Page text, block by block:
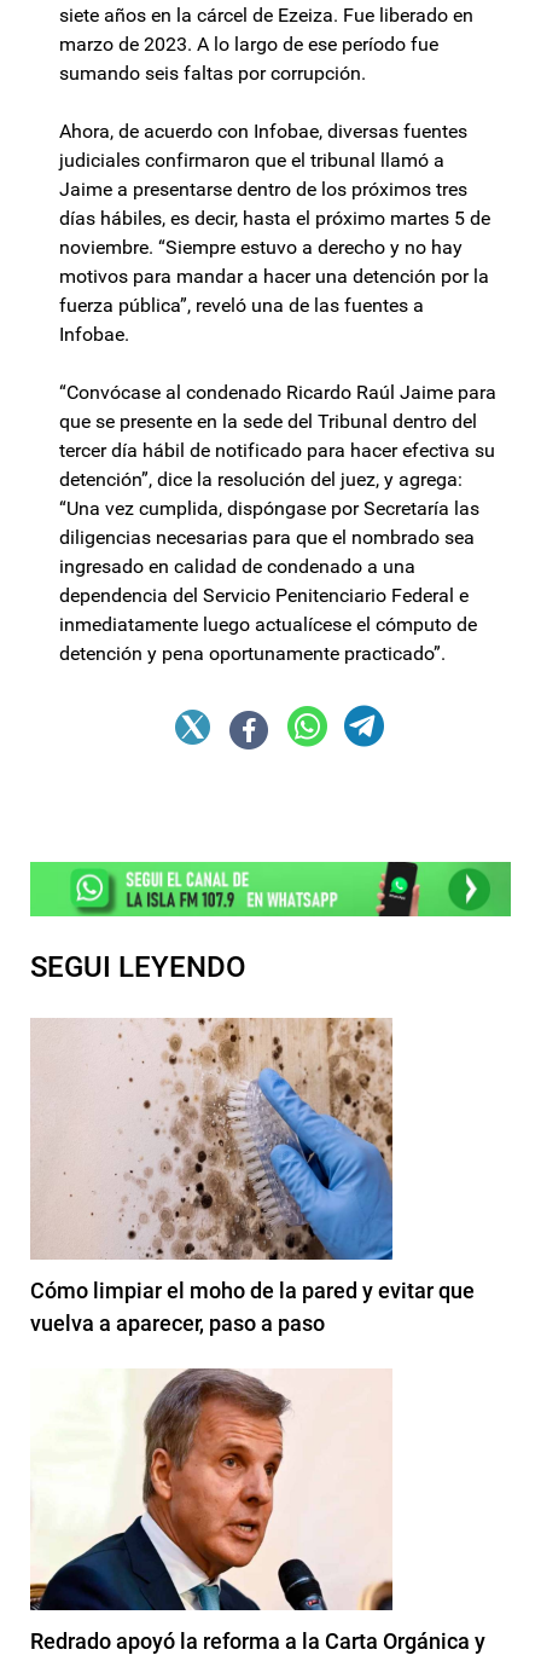
siete años en la cárcel de Ezeiza. Fue liberado en
marzo de 2023. A lo largo de ese período fue
sumando seis faltas por corrupción.
Ahora, de acuerdo con Infobae, diversas fuentes
judiciales confirmaron que el tribunal llamó a
Jaime a presentarse dentro de los próximos tres
días hábiles, es decir, hasta el próximo martes 5 de
noviembre. “Siempre estuvo a derecho y no hay
motivos para mandar a hacer una detención por la
fuerza pública”, reveló una de las fuentes a
Infobae.
“Convócase al condenado Ricardo Raúl Jaime para
que se presente en la sede del Tribunal dentro del
tercer día hábil de notificado para hacer efectiva su
detención”, dice la resolución del juez, y agrega:
“Una vez cumplida, dispóngase por Secretaría las
diligencias necesarias para que el nombrado sea
ingresado en calidad de condenado a una
dependencia del Servicio Penitenciario Federal e
inmediatamente luego actualícese el cómputo de
detención y pena oportunamente practicado”.
SEGUI LEYENDO
Cómo limpiar el moho de la pared y evitar que
vuelva a aparecer, paso a paso
Redrado apoyó la reforma a la Carta Orgánica y